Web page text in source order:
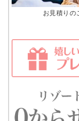
お見積りの